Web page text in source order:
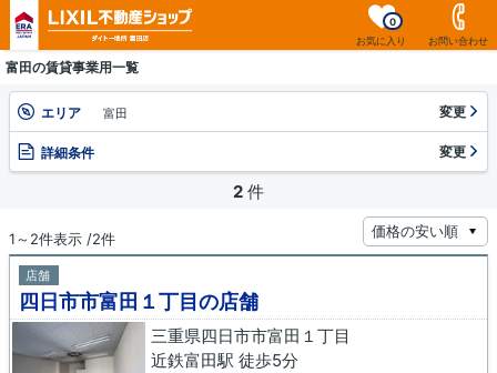
お気に入り
0
お問い合わせ
富田の賃貸事業用一覧
エリア 富田 変更
詳細条件 変更
2 件
1～2件表示 /2件
店舗
四日市市富田１丁目の店舗
三重県四日市市富田１丁目
近鉄富田駅 徒歩5分